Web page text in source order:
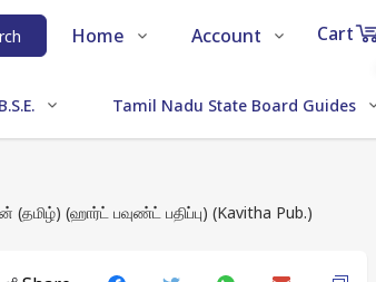
Home
About Us
FAQs
Account
Login
Register
Cart
Tamil Nadu State Board Guides
(ஹார்ட் பவுண்ட் பதிப்பு) (Kavitha Pub.)